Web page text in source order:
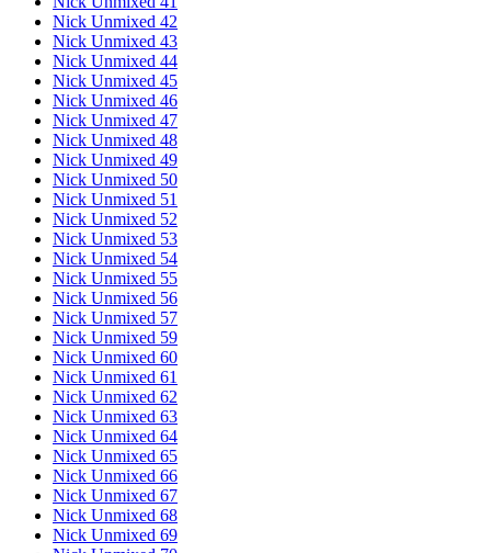
Nick Unmixed 42
Nick Unmixed 43
Nick Unmixed 44
Nick Unmixed 45
Nick Unmixed 46
Nick Unmixed 47
Nick Unmixed 48
Nick Unmixed 49
Nick Unmixed 50
Nick Unmixed 51
Nick Unmixed 52
Nick Unmixed 53
Nick Unmixed 54
Nick Unmixed 55
Nick Unmixed 56
Nick Unmixed 57
Nick Unmixed 59
Nick Unmixed 60
Nick Unmixed 61
Nick Unmixed 62
Nick Unmixed 63
Nick Unmixed 64
Nick Unmixed 65
Nick Unmixed 66
Nick Unmixed 67
Nick Unmixed 68
Nick Unmixed 69